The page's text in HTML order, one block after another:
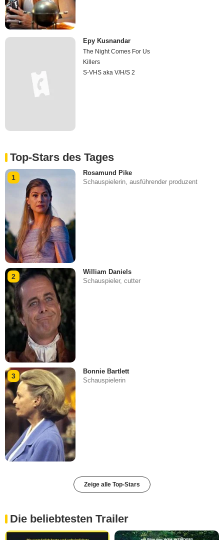
Epy Kusnandar
The Night Comes For Us
Killers
S-VHS aka V/H/S 2
Top-Stars des Tages
1
Rosamund Pike
Schauspielerin, ausführender produzent
2
William Daniels
Schauspieler, cutter
3
Bonnie Bartlett
Schauspielerin
Zeige alle Top-Stars
Die beliebtesten Trailer